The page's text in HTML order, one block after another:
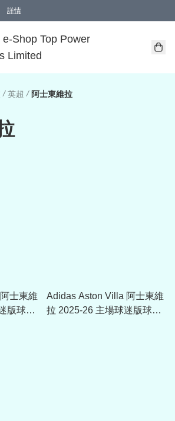
詳情
e-Shop Top Power
Limited
/ 英超 / 阿士東維拉
士東維
版球衣
Adidas Aston Villa 阿士東維
拉 2025-26 主場球迷版球衣